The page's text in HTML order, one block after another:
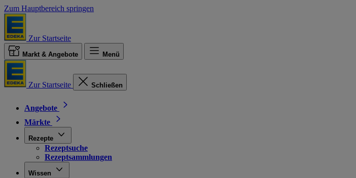
Zum Hauptbereich springen
Zur Startseite
Markt & Angebote Menü
Zur Startseite Schließen
Angebote
Märkte
Rezepte
Rezeptsuche
Rezeptsammlungen
Wissen